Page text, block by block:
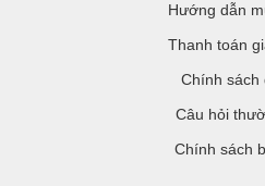
Hướng dẫn
Thanh toán
Chính sách
Câu hỏi
Chính sách